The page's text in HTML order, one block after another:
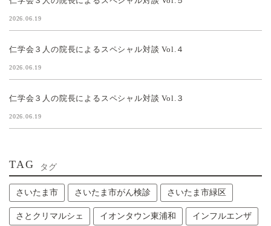
2026.06.19
仁学会３人の院長によるスペシャル対談 Vol.４
2026.06.19
仁学会３人の院長によるスペシャル対談 Vol.３
2026.06.19
TAG タグ
さいたま市 さいたま市がん検診 さいたま市緑区
さとクリマルシェ イオンタウン東浦和 インフルエンザ